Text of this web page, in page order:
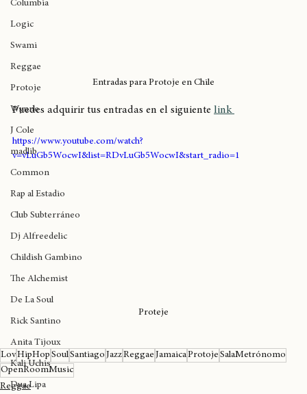
Maryland
Columbia
Logic
Swami
Reggae
Protoje
Wynne
J Cole
madlib
Common
Rap al Estadio
Club Subterráneo
Dj Alfreedelic
Childish Gambino
The Alchemist
De La Soul
Rick Santino
Anita Tijoux
Kali Uchis
Entradas para Protoje en Chile
Puedes adquirir tus entradas en el siguiente
v=vLuGb5WocwI&list=RDvLuGb5WocwI&start_radio=1
LovHipHopSoulSantiago
OpenRoomMusic